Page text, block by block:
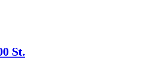
St.